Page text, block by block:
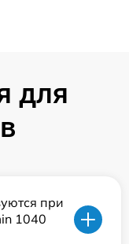
для
при
1040